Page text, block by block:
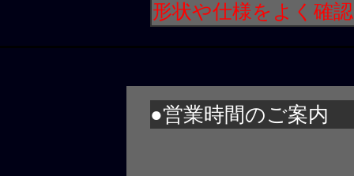
形状や仕様をよく確
●営業時間のご案内